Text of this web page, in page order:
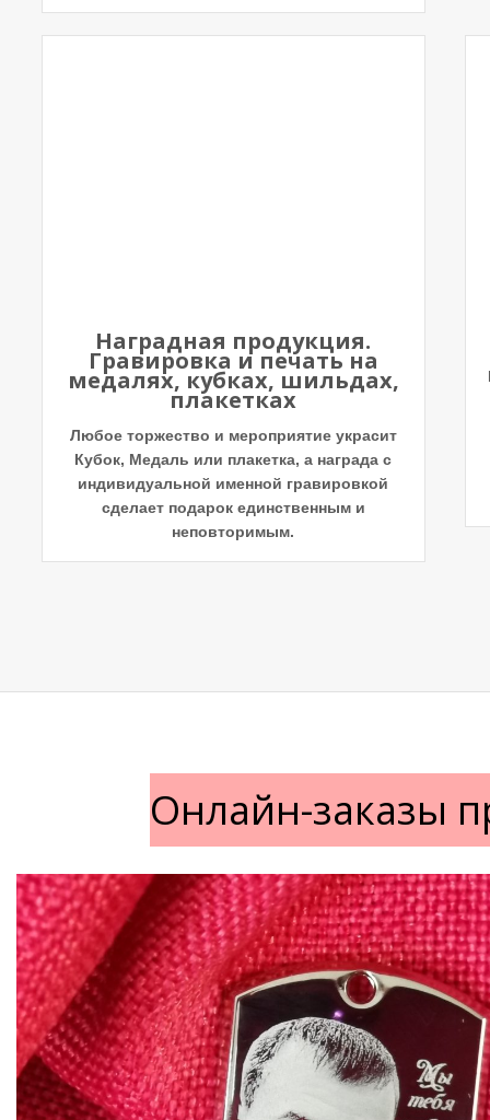
Наградная продукция.
Гравировка и печать на
медалях, кубках, шильдах,
плакетках
Любое торжество и мероприятие украсит
Кубок, Медаль или плакетка, а награда с
индивидуальной именной гравировкой
сделает подарок единственным и
неповторимым.
Онлайн-заказы